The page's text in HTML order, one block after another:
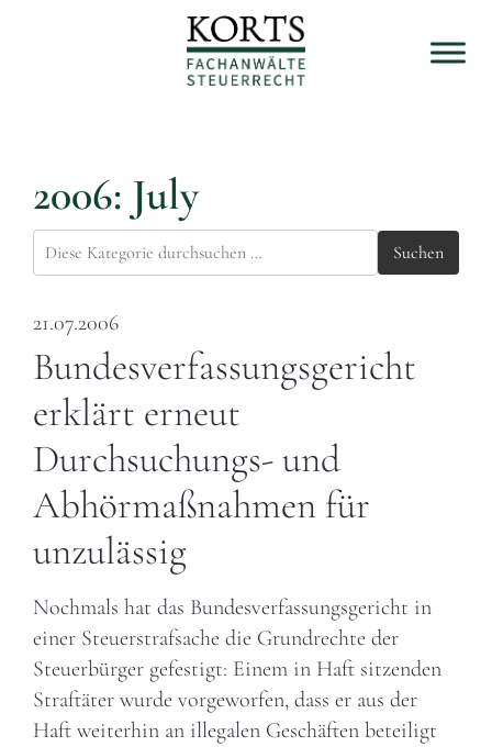
2006: July
Suchen
21.07.2006
Bundesverfassungsgericht
erklärt erneut
Durchsuchungs- und
Abhörmaßnahmen für
unzulässig
Nochmals hat das Bundesverfassungsgericht in
einer Steuerstrafsache die Grundrechte der
Steuerbürger gefestigt: Einem in Haft sitzenden
Straftäter wurde vorgeworfen, dass er aus der
Haft weiterhin an illegalen Geschäften beteiligt